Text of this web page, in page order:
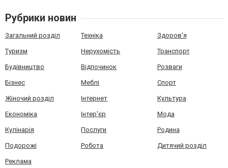
Рубрики новин
Загальний розділ Техніка Здоров'я
Туризм Нерухомість Транспорт
Будівництво Відпочинок Розваги
Бізнес Меблі Спорт
Жіночий розділ Інтернет Культура
Економіка Інтер'єр Мода
Кулінарія Послуги Родина
Подорожі Робота Дитячий розділ
Реклама